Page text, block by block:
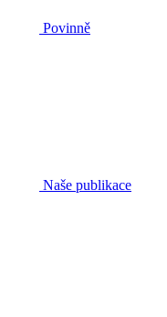
Povinně
Naše publikace